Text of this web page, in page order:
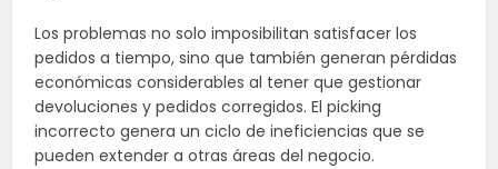
Los problemas no solo imposibilitan satisfacer los
pedidos a tiempo, sino que también generan pérdidas
económicas considerables al tener que gestionar
devoluciones y pedidos corregidos. El picking
incorrecto genera un ciclo de ineficiencias que se
pueden extender a otras áreas del negocio.